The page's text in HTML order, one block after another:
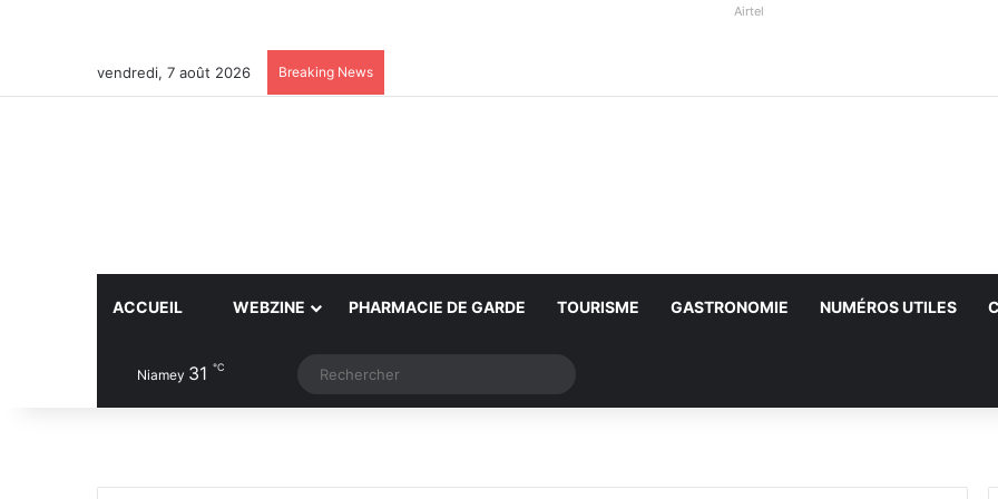
Airtel
vendredi, 7 août 2026 Breaking News
ACCUEIL WEBZINE PHARMACIE DE GARDE TOURISME GASTRONOMIE NUMÉROS UTILES
Niamey 31 ℃ Article Aléatoire
Switch skin